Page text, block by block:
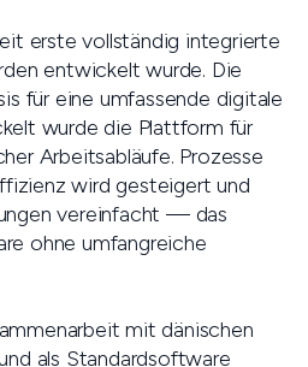
erste vollständig integrierte
entwickelt wurde. Die
für eine umfassende digitale
wurde die Plattform für
Arbeitsabläufe. Prozesse
wird gesteigert und
vereinfacht — das
ohne umfangreiche
mit dänischen
als Standardsoftware